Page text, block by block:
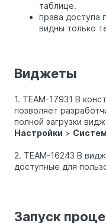
таблице.
права доступа
видны только
Виджеты
1. TEAM-17931 В
позволяет
полной загрузки
Настройки >
2. TEAM-16243 В
доступные для
Запуск